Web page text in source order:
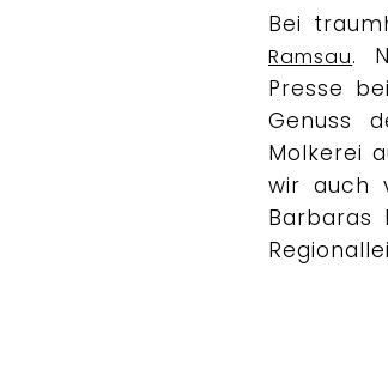
Bei
Ramsau.
Presse
Genuss
Molkerei
wir auch
Barbaras